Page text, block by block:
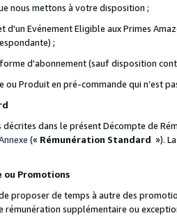
nous mettons à votre disposition ;
Evénement Eligible aux Primes
;
d'abonnement (sauf disposition
ou Produit en pré-commande qui n’est
dans le présent Décompte de
(« Rémunération Standard »).
ou Promotions
proposer de temps à autre des
rémunération supplémentaire ou